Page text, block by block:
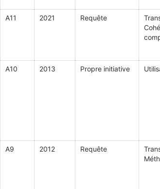
A11 2021 Requête
A10 2013 Propre initiative
A9 2012 Requête